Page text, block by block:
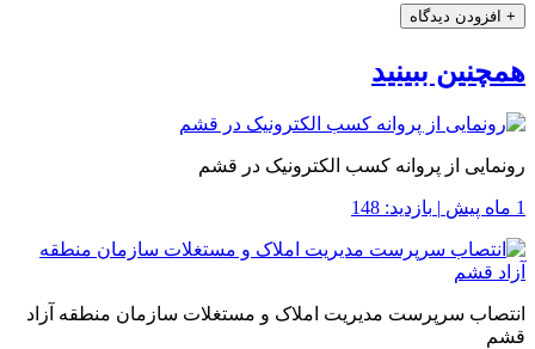
+ افزودن دیدگاه
همچنین ببینید
رونمایی از پروانه کسب الکترونیک در قشم
1 ماه پیش | بازدید: 148
انتصاب سرپرست مدیریت املاک و مستغلات سازمان منطقه آزاد
قشم